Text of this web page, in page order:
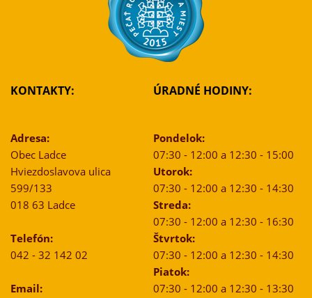
KONTAKTY:
Adresa:
Obec Ladce
Hviezdoslavova ulica
599/133
018 63 Ladce
Telefón:
042 - 32 142 02
Email:
ÚRADNÉ HODINY:
Pondelok:
07:30 - 12:00 a 12:30 - 15:00
Utorok:
07:30 - 12:00 a 12:30 - 14:30
Streda:
07:30 - 12:00 a 12:30 - 16:30
Štvrtok:
07:30 - 12:00 a 12:30 - 14:30
Piatok:
07:30 - 12:00 a 12:30 - 13:30